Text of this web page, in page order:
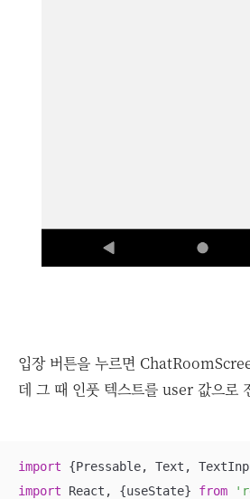
입장 버튼을 누르면
데 그 때 인풋 텍스트를 user 값으로
import {Pressable, Text,
import React, {useState} from